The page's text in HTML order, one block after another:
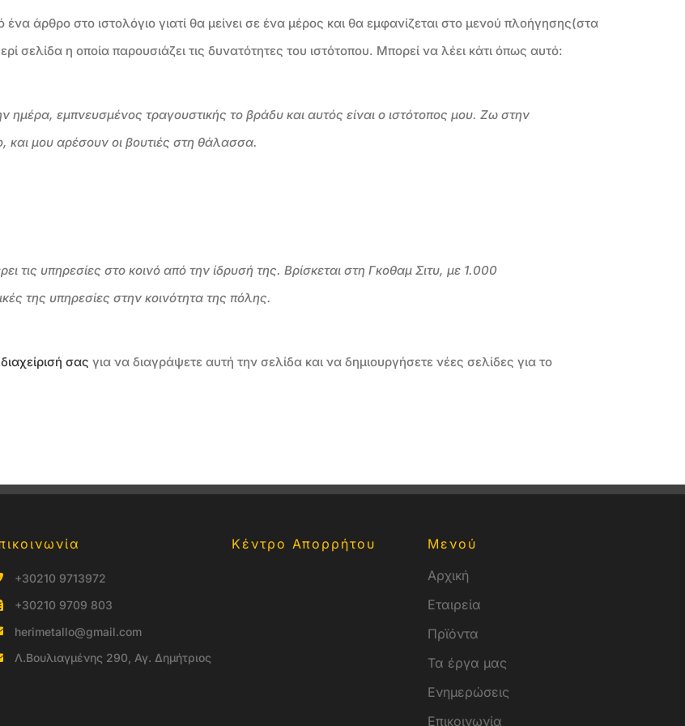
ένα άρθρο στο ιστολόγιο γιατί θα μείνει σε ένα μέρος και θα εμφανίζεται στο μενού πλοήγησης(στα
σελίδα η οποία παρουσιάζει τις δυνατότητες του ιστότοπου. Μπορεί να λέει κάτι όπως αυτό:
ημέρα, εμπνευσμένος τραγουστικής το βράδυ και αυτός είναι ο ιστότοπος μου. Ζω στην
μου αρέσουν οι βουτιές στη θάλασσα.
τις υπηρεσίες στο κοινό από την ίδρυσή της. Βρίσκεται στη Γκοθαμ Σιτυ, με 1.000
της υπηρεσίες στην κοινότητα της πόλης.
διαχείρισή σας για να διαγράψετε αυτή την σελίδα και να δημιουργήσετε νέες σελίδες για το
+30210 9713972
+30210 9709 803
herimetallo@gmail.com
Λ.Βουλιαγμένης 290, Αγ. Δημήτριος
Κέντρο Απορρήτου
Μενού
Αρχική
Εταιρεία
Πρϊόντα
Τα έργα μας
Ενημερώσεις
Επικοινωνία